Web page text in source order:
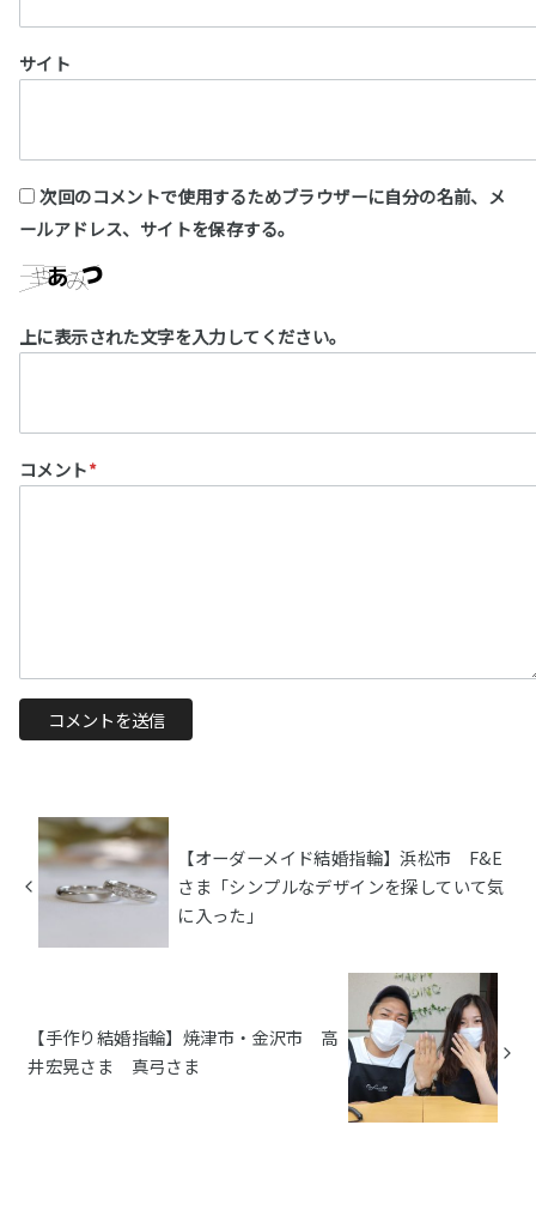
サイト
次回のコメントで使用するためブラウザーに自分の名前、メ
ールアドレス、サイトを保存する。
上に表示された文字を入力してください。
コメント*
【オーダーメイド結婚指輪】浜松市 F&E
さま「シンプルなデザインを探していて気
に入った」
【手作り結婚指輪】焼津市・金沢市 高
井宏晃さま 真弓さま